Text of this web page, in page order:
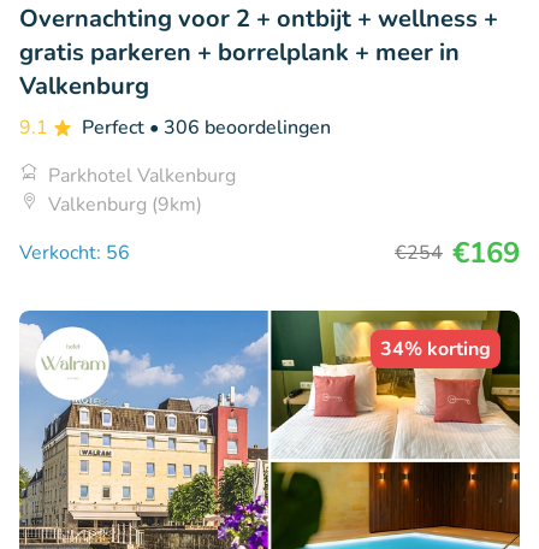
Overnachting voor 2 + ontbijt + wellness +
gratis parkeren + borrelplank + meer in
Valkenburg
9.1 Perfect • 306 beoordelingen
Parkhotel Valkenburg
Valkenburg (9km)
Verkocht: 56
€254 €169
34% korting